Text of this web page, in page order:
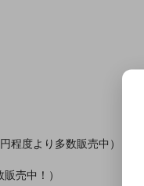
程度より多数販売中）
売中！）